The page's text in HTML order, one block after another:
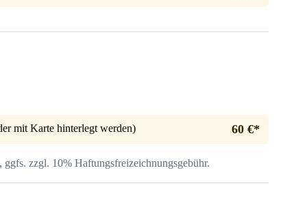
mit Karte hinterlegt werden) 60 €*
zzgl. 10% Haftungs­freizeichnungsgebühr.